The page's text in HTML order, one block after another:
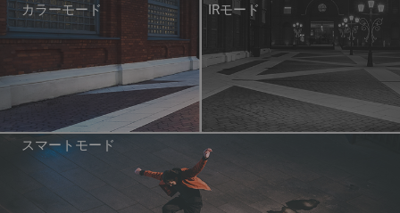
カラーモード IRモード
スマートモード